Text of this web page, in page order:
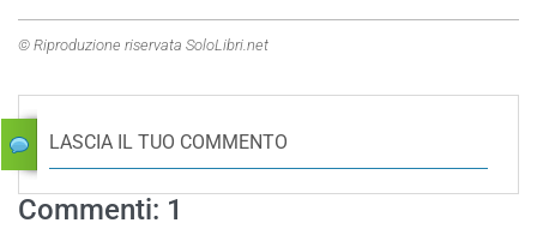
© Riproduzione riservata SoloLibri.net
LASCIA IL TUO COMMENTO
Commenti: 1